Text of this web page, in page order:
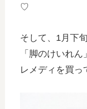
♡
そして、1月下
「脚のけいれ
レメディを買っ